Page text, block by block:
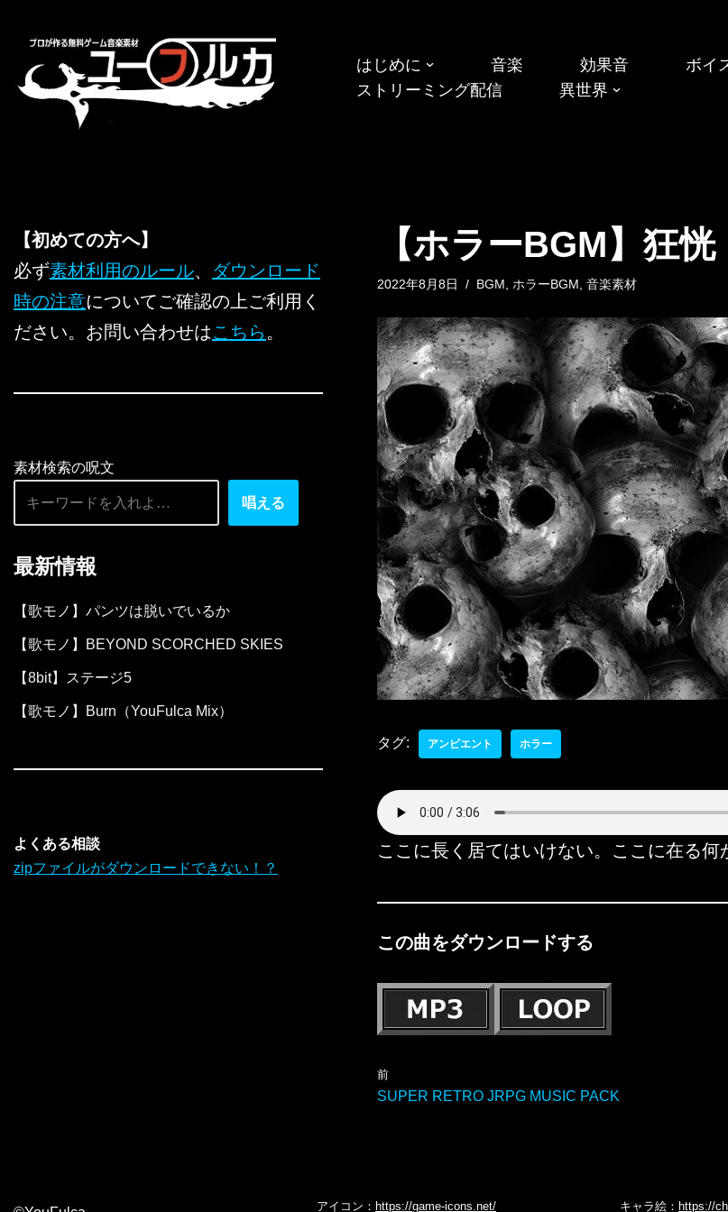
ン
テ
ッ
プ
はじめに 音楽 効果音 ボイ
ストリーミング配信
異世界
【初めての方へ】
必ず素材利用のルール、 ダウンロード
時の注意についてご確認の上ご利用く
ださい。お問い合わせはこちら 。
素材検索の呪文
唱える
最新情報
【歌モノ】パンツは脱いでいるか
【歌モノ】BEYOND SCORCHED SKIES
【8bit】ステージ5
【歌モノ】Burn（YouFulca Mix）
よくある相談
zipファイルがダウンロードできない！？
【ホラーBGM】狂恍
2022年8月8日 BGM ホラーBGM ,音楽素材
タグ: アンビエント ホラー
ここに長く居てはいけない。ここに在る何
この曲をダウンロードする
前
SUPER RETRO JRPG MUSIC PACK
アイコン： https://game-icons.net/ キャラ絵： https://